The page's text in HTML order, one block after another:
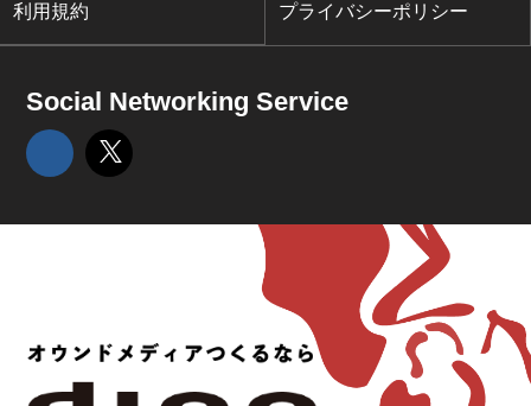
利用規約 プライバシーポリシー
Social Networking Service